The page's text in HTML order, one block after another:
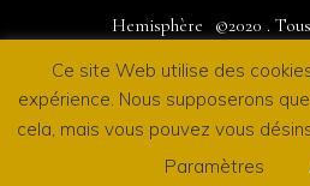
©2020
Hemisphère .
bySalt &
Ce site Web utilise des
expérience. Nous supposerons
cela, mais vous pouvez vous
Paramètres